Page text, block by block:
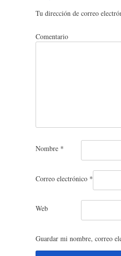
Tu dirección de correo
Comentario
Nombre *
Correo electrónico *
Web
Guardar mi nombre, correo